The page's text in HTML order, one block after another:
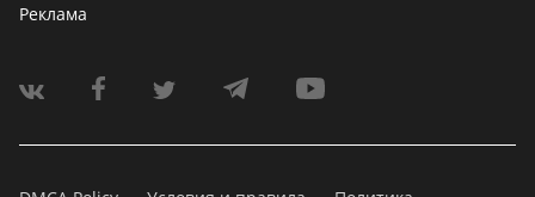
Реклама